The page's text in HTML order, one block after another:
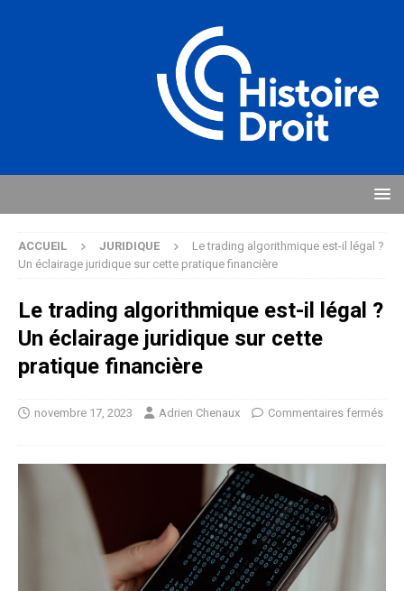
ACCUEIL JURIDIQUE
Le trading algorithmique est-il légal ?
Un éclairage juridique sur cette pratique financière
Le trading algorithmique est-il légal ?
Un éclairage juridique sur cette
pratique financière
novembre 17, 2023 Adrien Chenaux Commentaires fermés